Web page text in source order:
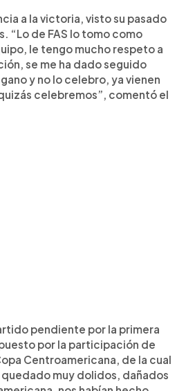
a la victoria, visto su pasado
“Lo de FAS lo tomo como
le tengo mucho respeto a
se me ha dado seguido
y no lo celebro, ya vienen
celebremos”, comentó el
pendiente por la primera
por la participación de
Centroamericana, de la cual
muy dolidos, dañados